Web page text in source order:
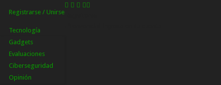
Registrarse / Unirse
Tecnología
Gadgets
Evaluaciones
Ciberseguridad
Opinión